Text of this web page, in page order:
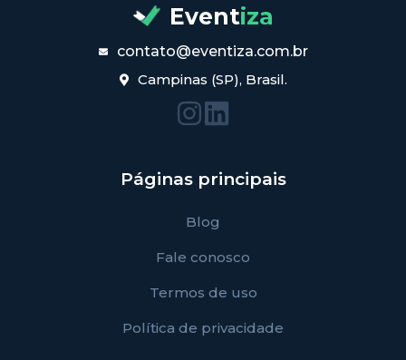
Eventiza
contato@eventiza.com.br
Campinas (SP), Brasil.
Páginas principais
Blog
Fale conosco
Termos de uso
Política de privacidade